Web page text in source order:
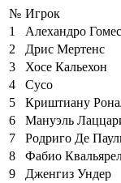
№ Игрок
1
Алехандро Гомес
2
Дрис Мертенс
3
Хосе Кальехон
4
Сусо
5
Криштиану
6
Мануэль
7
Родриго Де
8
Фабио
9
Дженгиз Ундер